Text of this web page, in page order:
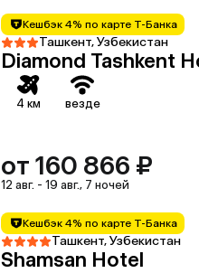
Кешбэк 4% по карте Т-Банка
Ташкент, Узбекистан
Diamond Tashkent
4 км везде
от 160 866 ₽
12 авг. - 19 авг., 7 ночей
Кешбэк 4% по карте Т-Банка
Ташкент, Узбекистан
Shamsan Hotel